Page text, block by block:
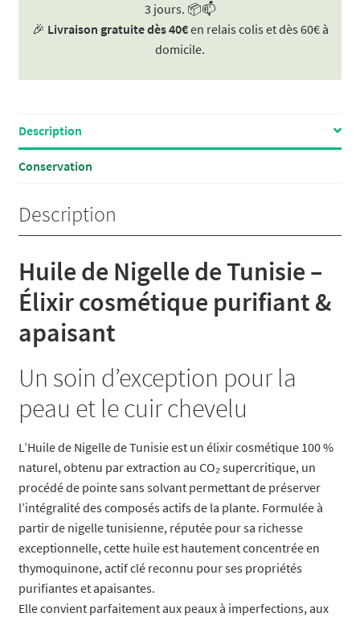
3 jours. 📦📫
🎉 Livraison gratuite dès 40€en relais colis et dès 60€ à
domicile.
Description
Conservation
Description
Huile de Nigelle de Tunisie –
Élixir cosmétique purifiant &
apaisant
Un soin d’exception pour la
peau et le cuir chevelu
L’Huile de Nigelle de Tunisie est un élixir cosmétique 100 %
naturel, obtenu par extraction au CO₂ supercritique, un
procédé de pointe sans solvant permettant de préserver
l’intégralité des composés actifs de la plante. Formulée à
partir de nigelle tunisienne, réputée pour sa richesse
exceptionnelle, cette huile est hautement concentrée en
thymoquinone, actif clé reconnu pour ses propriétés
purifiantes et apaisantes.
Elle convient parfaitement aux peaux à imperfections, aux